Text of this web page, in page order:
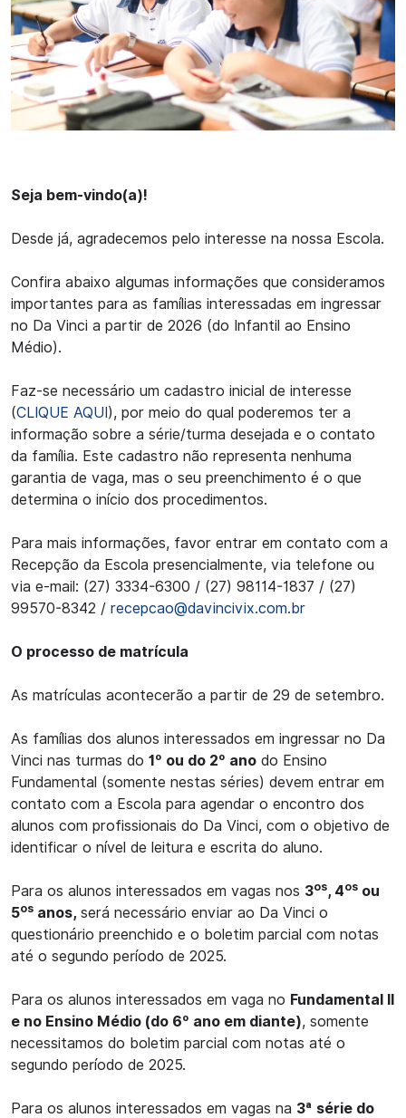
Seja bem-vindo(a)!
Desde já, agradecemos pelo interesse na nossa Escola.
Confira abaixo algumas informações que consideramos
importantes para as famílias interessadas em ingressar
no Da Vinci a partir de 2026 (do Infantil ao Ensino
Médio).
Faz-se necessário um cadastro inicial de interesse
(CLIQUE AQUI), por meio do qual poderemos ter a
informação sobre a série/turma desejada e o contato
da família. Este cadastro não representa nenhuma
garantia de vaga, mas o seu preenchimento é o que
determina o início dos procedimentos.
Para mais informações, favor entrar em contato com a
Recepção da Escola presencialmente, via telefone ou
via e-mail: (27) 3334-6300 / (27) 98114-1837 / (27)
99570-8342 / recepcao@davincivix.com.br
O processo de matrícula
As matrículas acontecerão a partir de 29 de setembro.
As famílias dos alunos interessados em ingressar no Da
Vinci nas turmas do 1º ou do 2º ano do Ensino
Fundamental (somente nestas séries) devem entrar em
contato com a Escola para agendar o encontro dos
alunos com profissionais do Da Vinci, com o objetivo de
identificar o nível de leitura e escrita do aluno.
Para os alunos interessados em vagas nos 3os, 4os ou
5os anos, será necessário enviar ao Da Vinci o
questionário preenchido e o boletim parcial com notas
até o segundo período de 2025.
Para os alunos interessados em vaga no Fundamental II
e no Ensino Médio (do 6º ano em diante), somente
necessitamos do boletim parcial com notas até o
segundo período de 2025.
Para os alunos interessados em vagas na 3ª série do